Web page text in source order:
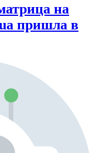
на
пришла в